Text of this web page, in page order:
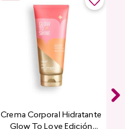
Crema Corporal Hidratante
Glow To Love Edición